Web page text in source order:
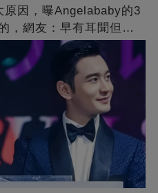
因，曝Angelababy的3
，網友：早有耳聞但想